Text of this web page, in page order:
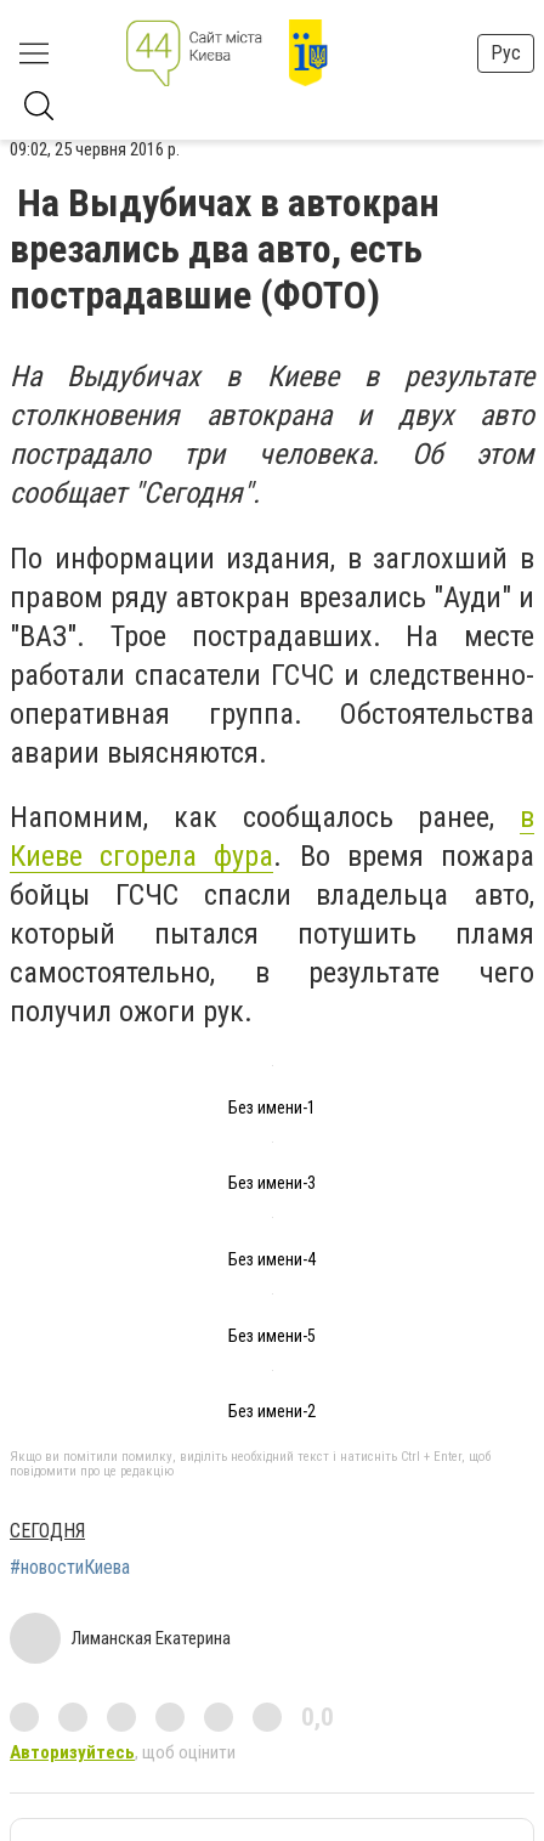
Рус
09:02, 25 червня 2016 р.
На Выдубичах в автокран
врезались два авто, есть
пострадавшие (ФОТО)
На Выдубичах в Киеве в результате
столкновения автокрана и двух авто
пострадало три человека. Об этом
сообщает "Сегодня".
По информации издания, в заглохший в
правом ряду автокран врезались "Ауди" и
"ВАЗ". Трое пострадавших. На месте
работали спасатели ГСЧС и следственно-
оперативная группа. Обстоятельства
аварии выясняются.
Напомним, как сообщалось ранее, в
Киеве сгорела фура. Во время пожара
бойцы ГСЧС спасли владельца авто,
который пытался потушить пламя
самостоятельно, в результате чего
получил ожоги рук.
Без имени-1
Без имени-3
Без имени-4
Без имени-5
Без имени-2
Якщо ви помітили помилку, виділіть необхідний текст і натисніть Ctrl + Enter, щоб
повідомити про це редакцію
СЕГОДНЯ
#новостиКиева
Лиманская Екатерина
0,0
Авторизуйтесь, щоб оцінити